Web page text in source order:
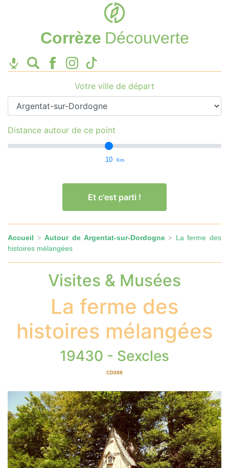
Corrèze Découverte
Votre ville de départ
Distance autour de ce point
10 Km
Et c'est parti !
Accueil >Autour de Argentat-sur-Dordogne> La ferme des
histoires mélangées
Visites & Musées
La ferme des
histoires mélangées
19430 - Sexcles
CD388